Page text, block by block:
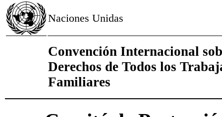
Naciones Unidas
Convención Internacional
Derechos de Todos los
Familiares